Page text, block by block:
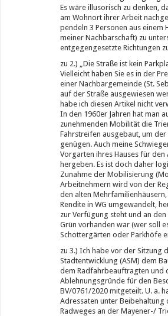
Es wäre illusorisch zu denken,
am Wohnort ihrer Arbeit
pendeln 3 Personen aus einem
meiner Nachbarschaft) zu
entgegengesetzte Richtungen
zu 2.) „Die Straße ist kein
Vielleicht haben Sie es in der
einer Nachbargemeinde (St.
auf der Straße ausgewiesen
habe ich diesen Artikel nicht
In den 1960er Jahren hat man
zunehmenden Mobilität die
Fahrstreifen ausgebaut, um
genügen. Auch meine
Vorgarten ihres Hauses für den
hergeben. Es ist doch daher
Zunahme der Mobilisierung
Arbeitnehmern wird von der
den alten
Rendite in WG umgewandelt,
zur Verfügung steht und an
Grün vorhanden war (wer soll
Schottergärten oder Parkhöfe
zu 3.) Ich habe vor der Sitzung
Stadtentwicklung (ASM) dem
dem Radfahrbeauftragten und
Ablehnungsgründe für den
BV/0761/2020 mitgeteilt. U. a.
Adressaten unter Beibehaltung
Radweges an der Mayener-/